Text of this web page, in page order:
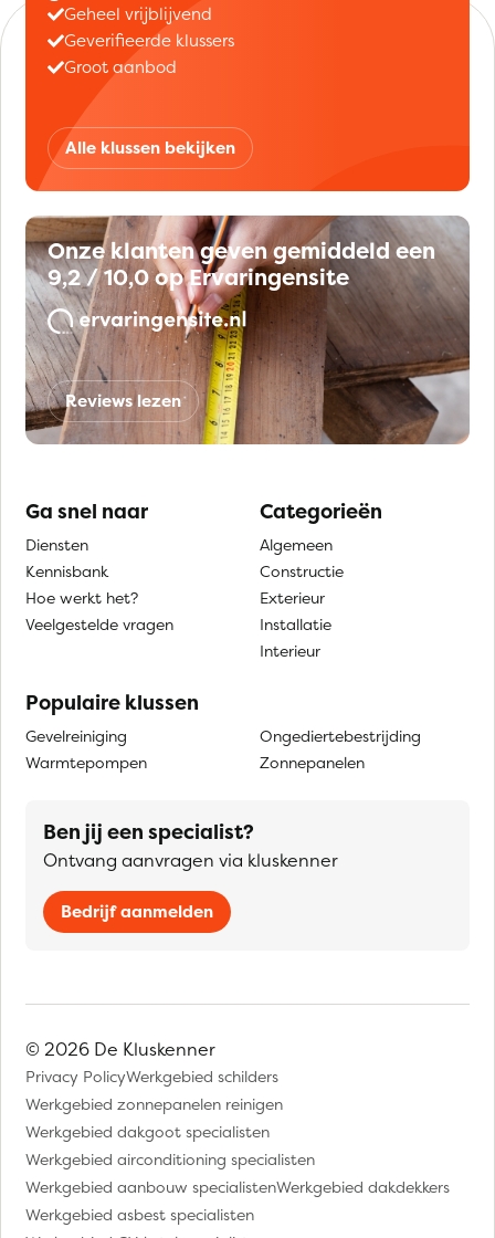
Geheel vrijblijvend
Geverifieerde klussers
Groot aanbod
Alle klussen bekijken
Onze klanten geven gemiddeld een
9,2 / 10,0 op Ervaringensite
Reviews lezen
Ga snel naar
Diensten
Kennisbank
Hoe werkt het?
Veelgestelde vragen
Categorieën
Algemeen
Constructie
Exterieur
Installatie
Interieur
Populaire klussen
Gevelreiniging
Warmtepompen
Ongediertebestrijding
Zonnepanelen
Ben jij een specialist?
Ontvang aanvragen via kluskenner
Bedrijf aanmelden
© 2026 De Kluskenner
Privacy PolicyWerkgebied schilders
Werkgebied zonnepanelen reinigen
Werkgebied dakgoot specialisten
Werkgebied airconditioning specialisten
Werkgebied aanbouw specialistenWerkgebied dakdekkers
Werkgebied asbest specialisten